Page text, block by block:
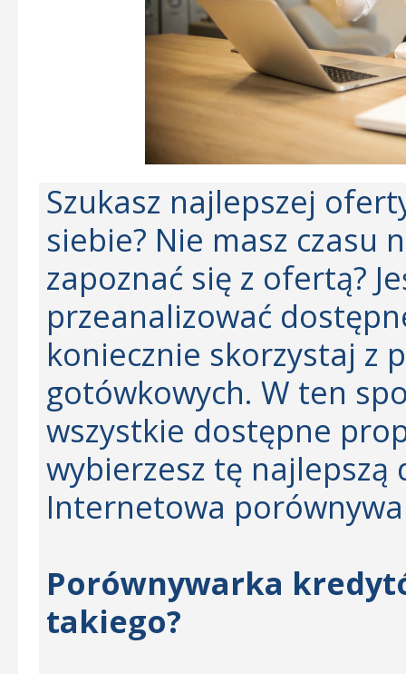
Szukasz najlepszej
siebie? Nie masz czasu
zapoznać się z ofertą?
przeanalizować
koniecznie skorzystaj z
gotówkowych. W ten
wszystkie dostępne
wybierzesz tę najlepszą
Internetowa
Porównywarka
takiego?